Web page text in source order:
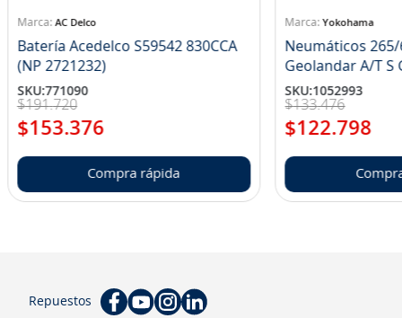
AC Delco
Batería Acedelco S59542 830CCA
(NP 2721232)
SKU:771090
$191.720
$153.376
Compra rápida
Yokohama
Neumáticos 265/
SKU:1052993
$133.476
$122.798
Repuestos